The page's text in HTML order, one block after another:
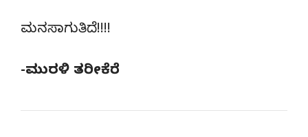
ಮನಸಾಗುತಿದೆ!!!!
-ಮುರಳಿ ತರೀಕೆರೆ